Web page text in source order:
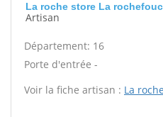
La roche store La
Artisan
Département: 16
Porte d'entrée -
Voir la fiche artisan : La